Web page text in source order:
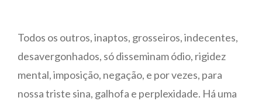
Todos os outros, inaptos, grosseiros, indecentes,
desavergonhados, só disseminam ódio, rigidez
mental, imposição, negação, e por vezes, para
nossa triste sina, galhofa e perplexidade. Há uma